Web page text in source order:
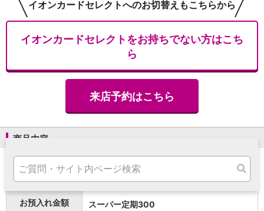
福岡県
宮崎県
沖縄県
オンライン相談専用
お客さまサポート
タマルWeb
イオンカードセレクトへのお切替えもこちらから
イオンカードセレクトをお持ちでない方はこち
ら
来店予約はこちら
商品内容
お預入れ金額
スーパー定期
100万円以上300万円以内
スーパー定期300